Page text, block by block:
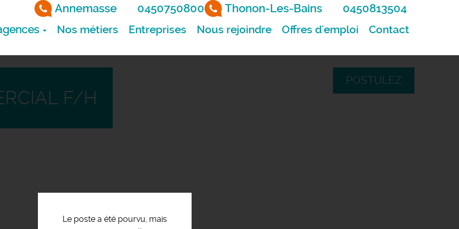
Annemasse 0450750800 Thonon-Les-Bains 0450813504
Nos métiers Entreprises Nous rejoindre Offres d'emploi Contact
Le poste a été pourvu, mais
POSTULEZ
F/H